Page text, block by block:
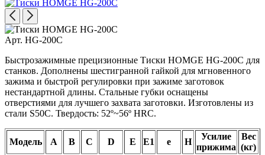
Арт. HG-200C
Быстрозажимные прецизионные Тиски HOMGE HG-200C для
станков. Дополнены шестигранной гайкой для мгновенного
зажима и быстрой регулировки при зажиме заготовок
нестандартной длины. Стальные губки оснащены
отверстиями для лучшего захвата заготовки. Изготовлены из
стали S50C. Твердость: 52º~56º HRC.
Модель A B C D E E1 e H
Усилие
прижима
Вес
(кг)